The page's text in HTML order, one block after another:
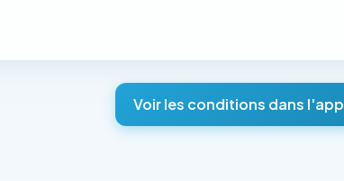
Voir les conditions dans l'app